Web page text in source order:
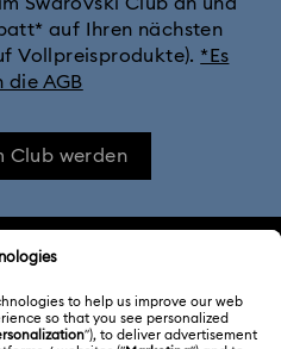
auf Ihren nächsten
Vollpreisprodukte). *Es
die AGB
Club werden